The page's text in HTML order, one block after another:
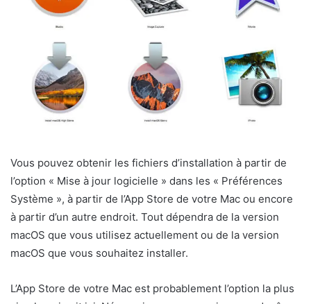
Vous pouvez obtenir les fichiers d’installation à partir de
l’option « Mise à jour logicielle » dans les « Préférences
Système », à partir de l’App Store de votre Mac ou encore
à partir d’un autre endroit. Tout dépendra de la version
macOS que vous utilisez actuellement ou de la version
macOS que vous souhaitez installer.
L’App Store de votre Mac est probablement l’option la plus